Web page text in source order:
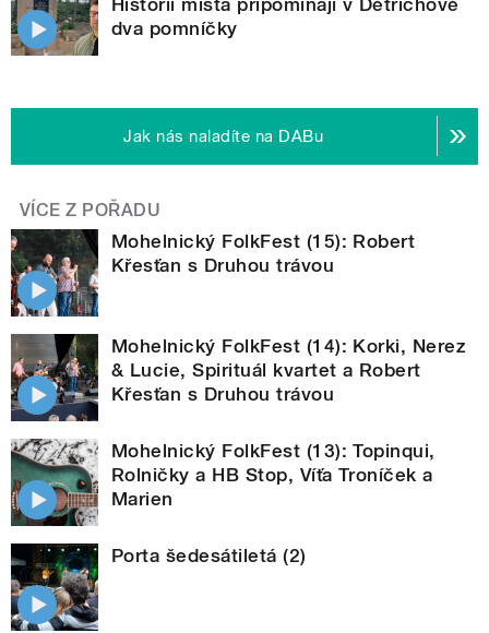
dva pomníčky
Jak nás naladíte na DABu
VÍCE Z POŘADU
Mohelnický FolkFest (15): Robert
Křesťan s Druhou trávou
Mohelnický FolkFest (14): Korki, Nerez
& Lucie, Spirituál kvartet a Robert
Křesťan s Druhou trávou
Mohelnický FolkFest (13): Topinqui,
Rolničky a HB Stop, Víťa Troníček a
Marien
Porta šedesátiletá (2)